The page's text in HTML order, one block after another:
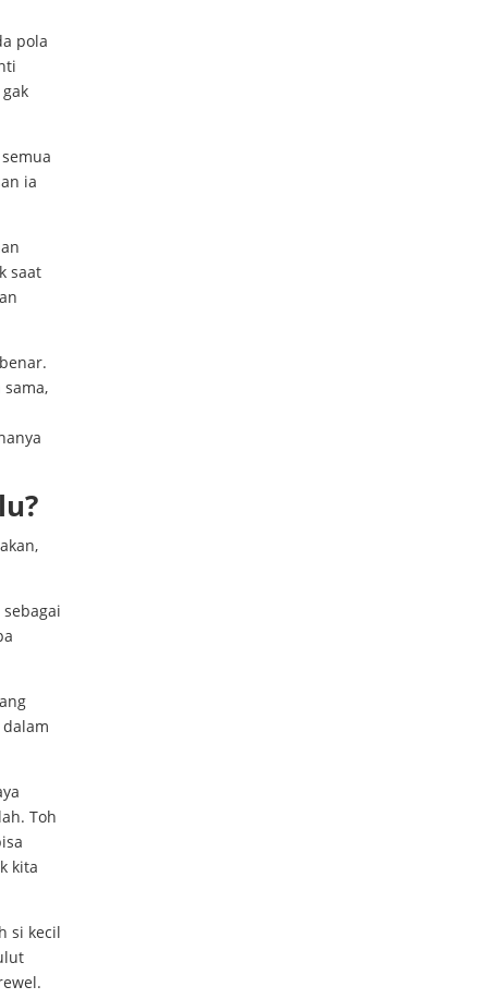
pola
ia
saat
Toh
kita
si kecil